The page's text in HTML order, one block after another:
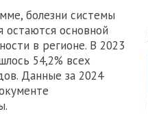
болезни системы
остаются основной
в регионе. В 2023
54,2% всех
Данные за 2024